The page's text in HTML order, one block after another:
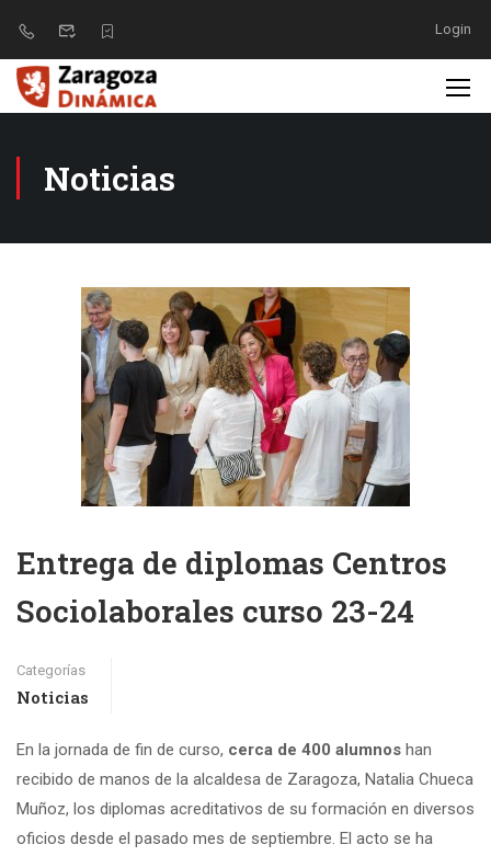
Login
Noticias
Entrega de diplomas Centros
Sociolaborales curso 23-24
Categorías
Noticias
En la jornada de fin de curso, cerca de 400 alumnos han
recibido de manos de la alcaldesa de Zaragoza, Natalia Chueca
Muñoz, los diplomas acreditativos de su formación en diversos
oficios desde el pasado mes de septiembre. El acto se ha